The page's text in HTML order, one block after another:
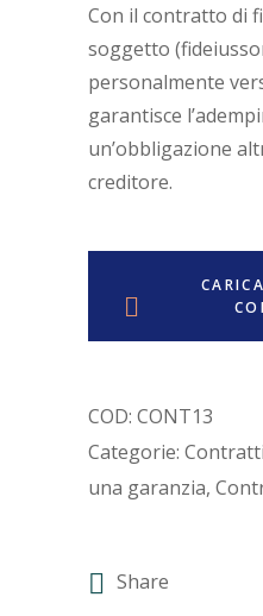
Con il contratto di
soggetto
personalmente
garantisce
un’obbligazione
creditore.
COD: CONT13
Categorie:
una garanzia,
Share